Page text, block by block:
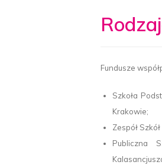
Fundusze
Szkoła
Krakowie;
Zespół
Publiczna